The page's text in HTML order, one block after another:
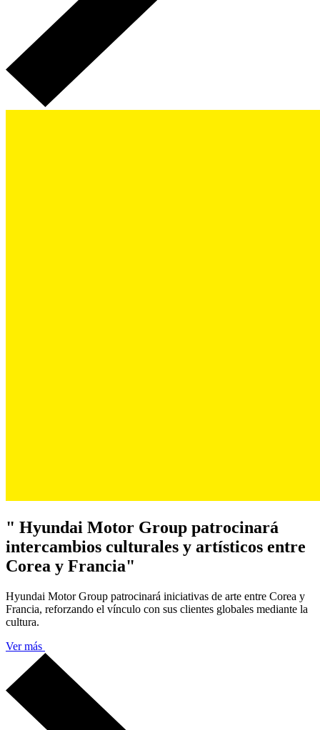
" Hyundai Motor Group patrocinará
intercambios culturales y artísticos entre
Corea y Francia"
Hyundai Motor Group patrocinará iniciativas de arte entre Corea y
Francia, reforzando el vínculo con sus clientes globales mediante la
cultura.
Ver más